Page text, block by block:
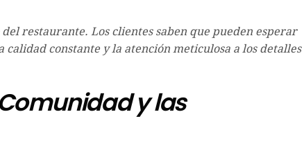
restaurante. Los clientes saben que pueden esperar
calidad constante y la atención meticulosa a los detalles
y las